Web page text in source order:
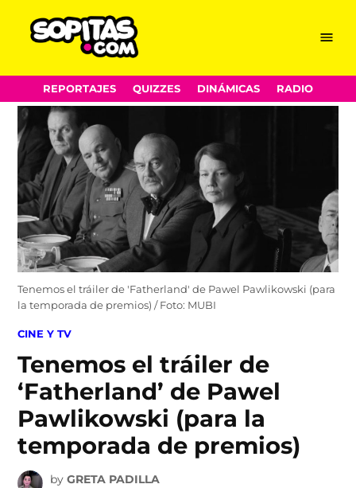
Skip
to
content
Menu
REPORTAJES QUIZZES DINÁMICAS RADIO
Tenemos el tráiler de 'Fatherland' de Pawel Pawlikowski (para
la temporada de premios) / Foto: MUBI
POSTED
CINE Y TV
Tenemos el tráiler de
‘Fatherland’ de Pawel
Pawlikowski (para la
temporada de premios)
by GRETA PADILLA